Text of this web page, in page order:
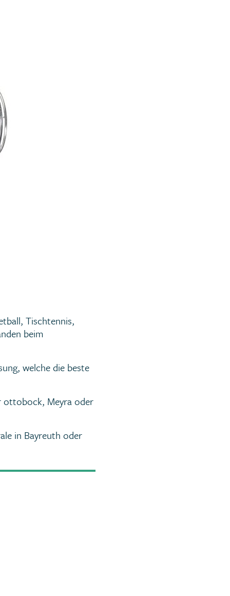
Tischtennis,
beim
welche die beste
ottobock, Meyra oder
in Bayreuth oder